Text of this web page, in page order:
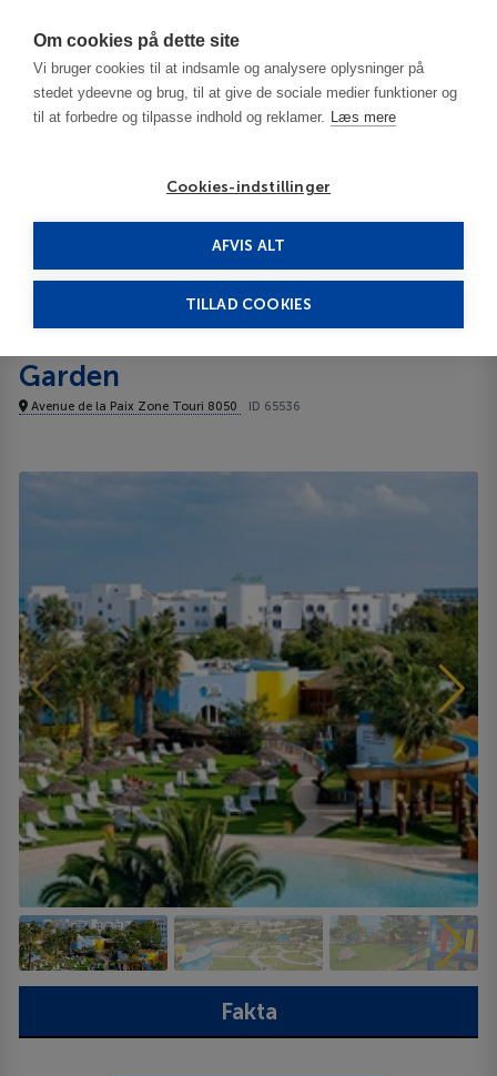
Om cookies på dette site
Vi bruger cookies til at indsamle og analysere oplysninger på
stedet ydeevne og brug, til at give de sociale medier funktioner og
til at forbedre og tilpasse indhold og reklamer. Læs mere
Cookies-indstillinger
AFVIS ALT
TILLAD COOKIES
Hammamet
Caribbean World Sun Garden 3***
Garden
Avenue de la Paix Zone Touri 8050 ID 65536
Fakta